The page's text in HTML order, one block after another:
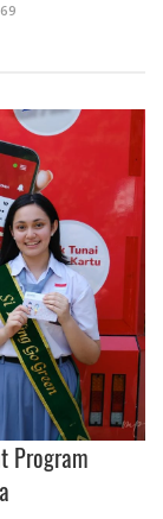
Program